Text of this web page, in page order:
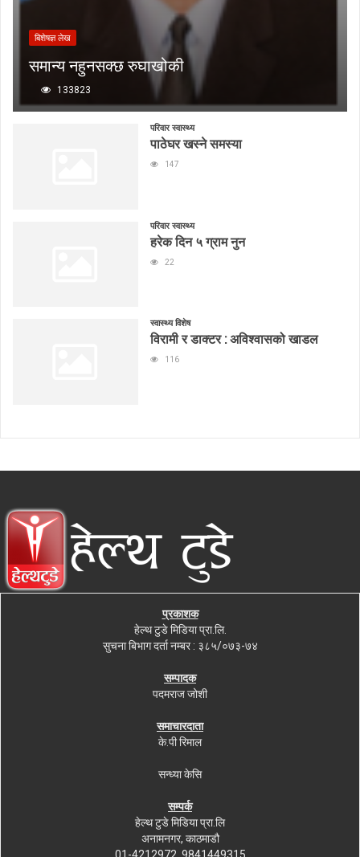
बिशेषज्ञ लेख
समान्य नहुनसक्छ रुघाखोकी
133823
परिवार स्वास्थ्य
पाठेघर खस्ने समस्या
147
परिवार स्वास्थ्य
हरेक दिन ५ ग्राम नुन
22
स्वास्थ्य विशेष
विरामी र डाक्टर : अविश्वासको खाडल
116
प्रकाशक
हेल्थ टुडे मिडिया प्रा.लि.
सुचना बिभाग दर्ता नम्बर : ३८५/०७३-७४
सम्पादक
पदमराज जोशी
समाचारदाता
के.पी रिमाल
सन्ध्या केसि
सम्पर्क
हेल्थ टुडे मिडिया प्रा.लि
अनामनगर, काठमाडौ
01-4212972, 9841449315